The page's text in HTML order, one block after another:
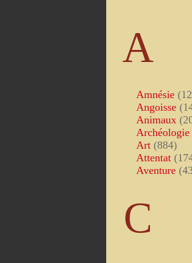
A
Amnésie
Angoisse
Animaux
Archéologie
Art (884)
Attentat
Aventure
C